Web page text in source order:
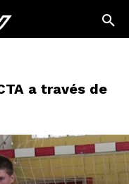
a través de